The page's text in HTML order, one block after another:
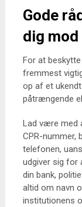
Gode
dig
For at
fremmest
op af et
påtrængende
Lad være med
CPR-nummer,
telefonen,
udgiver sig for
din bank,
altid om navn
institutionens